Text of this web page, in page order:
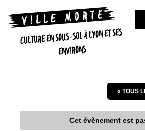
CULTURE EN SOUS-SOL À LYON ET SES
ENVIRONS
« TOUS
Cet évènement est